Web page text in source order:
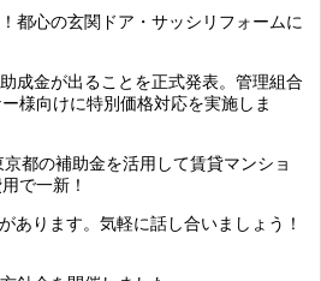
都心の玄関ドア・サッシリフォームに
成金が出ることを正式発表。管理組合
様向けに特別価格対応を実施しま
都の補助金を活用して賃貸マンショ
で一新！
あります。気軽に話し合いましょう！